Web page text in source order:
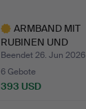
ARMBAND MIT
RUBINEN UND
DIAMANTEN.
Beendet 26. Jun 2026
6 Gebote
393 USD